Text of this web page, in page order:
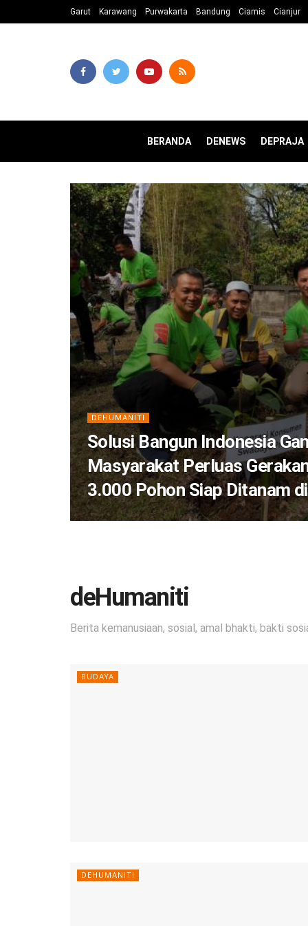
Garut Karawang Purwakarta Bandung Ciamis Cianjur
BERANDA DENEWS DEPRAJA
DEHUMANITI
Solusi Bangun Indonesia
Masyarakat Perluas
3.000 Pohon Siap Ditanam
deHumaniti
Berita kemanusiaan, sosial, amal bhakti, bakti
BUDAYA
DEHUMANITI